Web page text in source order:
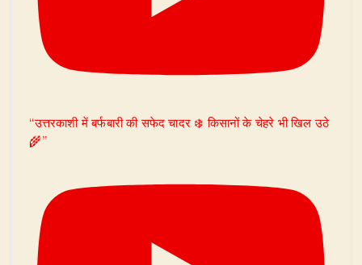
“उत्तरकाशी में बर्फबारी की सफेद चादर ❄️ किसानों के चेहरे भी खिल उठे
🌾”